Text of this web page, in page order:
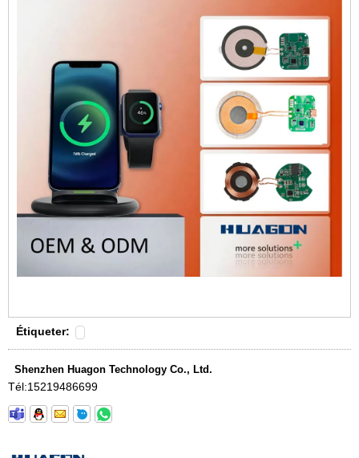
Étiqueter:
Shenzhen Huagon Technology Co., Ltd.
Tél:15219486699